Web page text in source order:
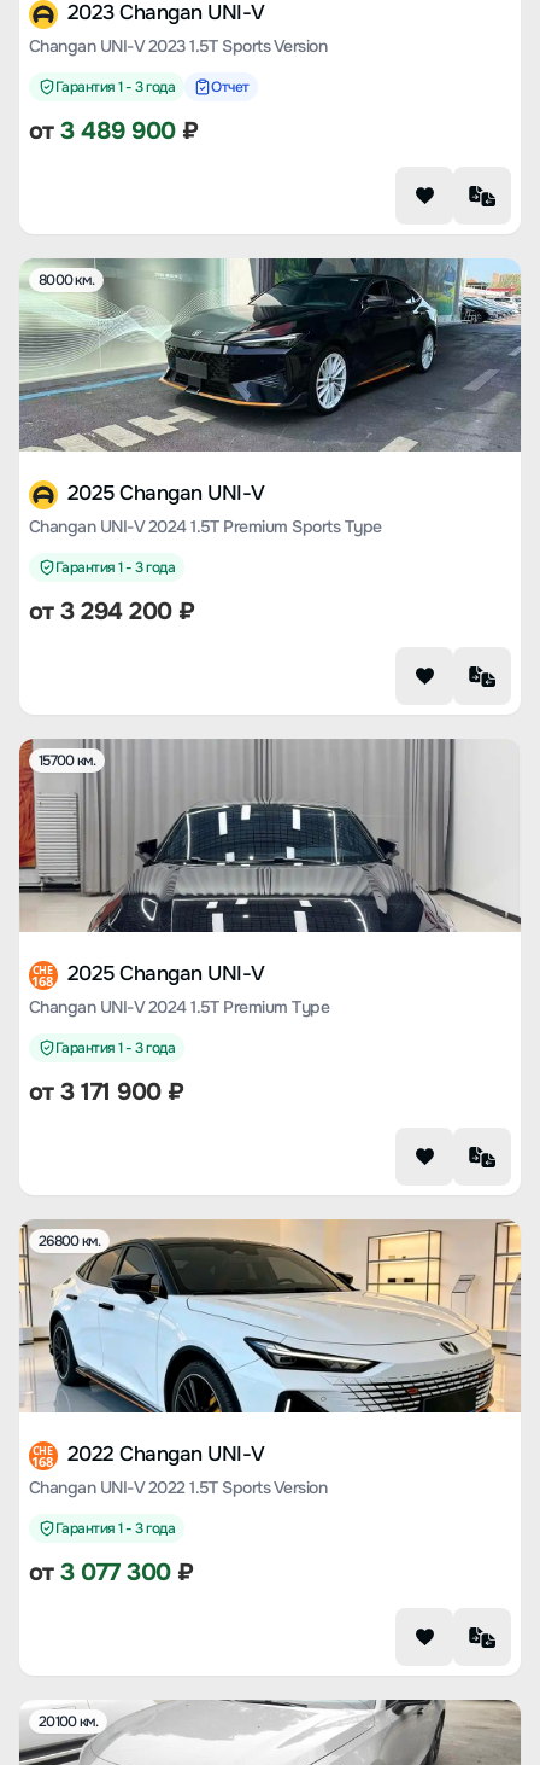
2023 Changan UNI-V
Changan UNI-V 2023 1.5T Sports Version
Гарантия 1 - 3 года Отчет
от3 489 900₽
8000 км.
2025 Changan UNI-V
Changan UNI-V 2024 1.5T Premium Sports Type
Гарантия 1 - 3 года
от3 294 200₽
15700 км.
CHE
168 2025 Changan UNI-V
Changan UNI-V 2024 1.5T Premium Type
Гарантия 1 - 3 года
от3 171 900₽
26800 км.
CHE
168 2022 Changan UNI-V
Changan UNI-V 2022 1.5T Sports Version
Гарантия 1 - 3 года
от3 077 300₽
20100 км.